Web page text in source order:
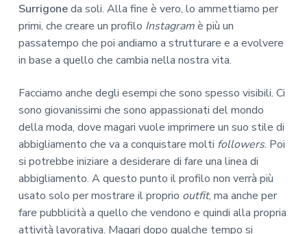
Surrigoneda soli. Alla fine è vero, lo ammettiamo per
primi, che creare un profilo Instagramè più un
passatempo che poi andiamo a strutturare e a evolvere
in base a quello che cambia nella nostra vita.
Facciamo anche degli esempi che sono spesso visibili. Ci
sono giovanissimi che sono appassionati del mondo
della moda, dove magari vuole imprimere un suo stile di
abbigliamento che va a conquistare molti followers. Poi
si potrebbe iniziare a desiderare di fare una linea di
abbigliamento. A questo punto il profilo non verrà più
usato solo per mostrare il proprio outfit, ma anche per
fare pubblicità a quello che vendono e quindi alla propria
attività lavorativa. Magari dopo qualche tempo si